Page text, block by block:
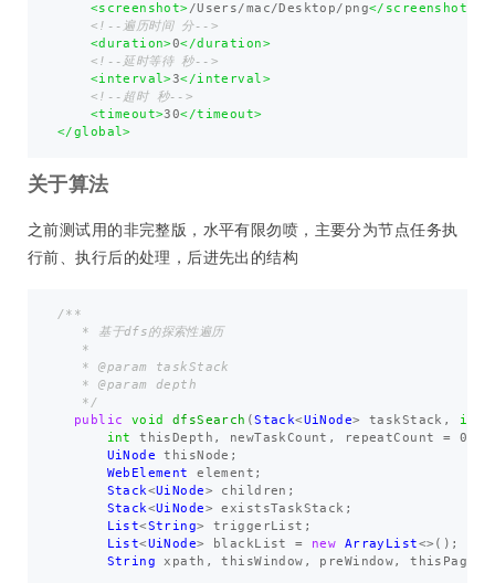
<screenshot>/Users/mac/Desktop/png</screenshot>
<!--遍历时间 分-->
<duration>0</duration>
<!--延时等待 秒-->
<interval>3</interval>
<!--超时 秒-->
<timeout>30</timeout>
</global>
关于算法
之前测试用的非完整版，水平有限勿喷，主要分为节点任务执
行前、执行后的处理，后进先出的结构
/**
   * 基于dfs的探索性遍历
   *
   * @param taskStack
   * @param depth
   */
public
void dfsSearch (Stack<UiNode> taskStack , int
int
thisDepth , newTaskCount , repeatCount = 0
UiNode
thisNode ;
WebElement
element ;
Stack<UiNode> children ;
Stack<UiNode> existsTaskStack ;
List<String> triggerList ;
List<UiNode> blackList = new ArrayList<>();
String
xpath , thisWindow , preWindow,